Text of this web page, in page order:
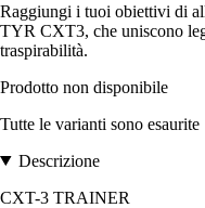
Raggiungi i tuoi obiettivi di
TYR CXT3, che uniscono
traspirabilità.
Prodotto non disponibile
Tutte le varianti sono esaurite
Descrizione
CXT-3 TRAINER